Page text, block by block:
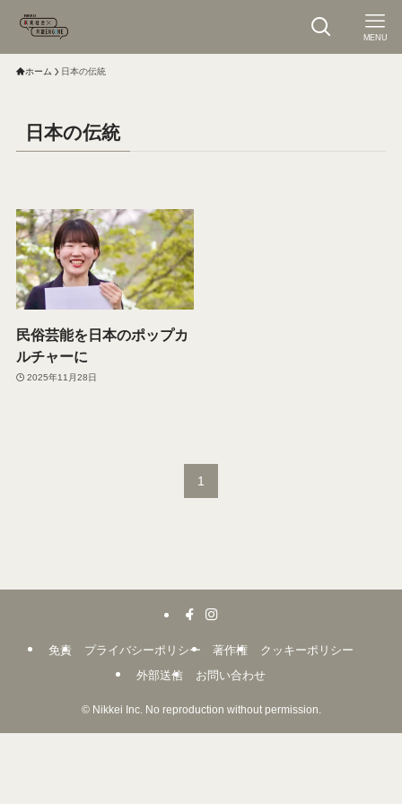
MENU
ホーム 日本の伝統
日本の伝統
民俗芸能を日本のポップカ
ルチャーに
2025年11月28日
1
免責 プライバシーポリシー 著作権
クッキーポリシー
外部送信
お問い合わせ
©Nikkei Inc. No reproduction without permission.